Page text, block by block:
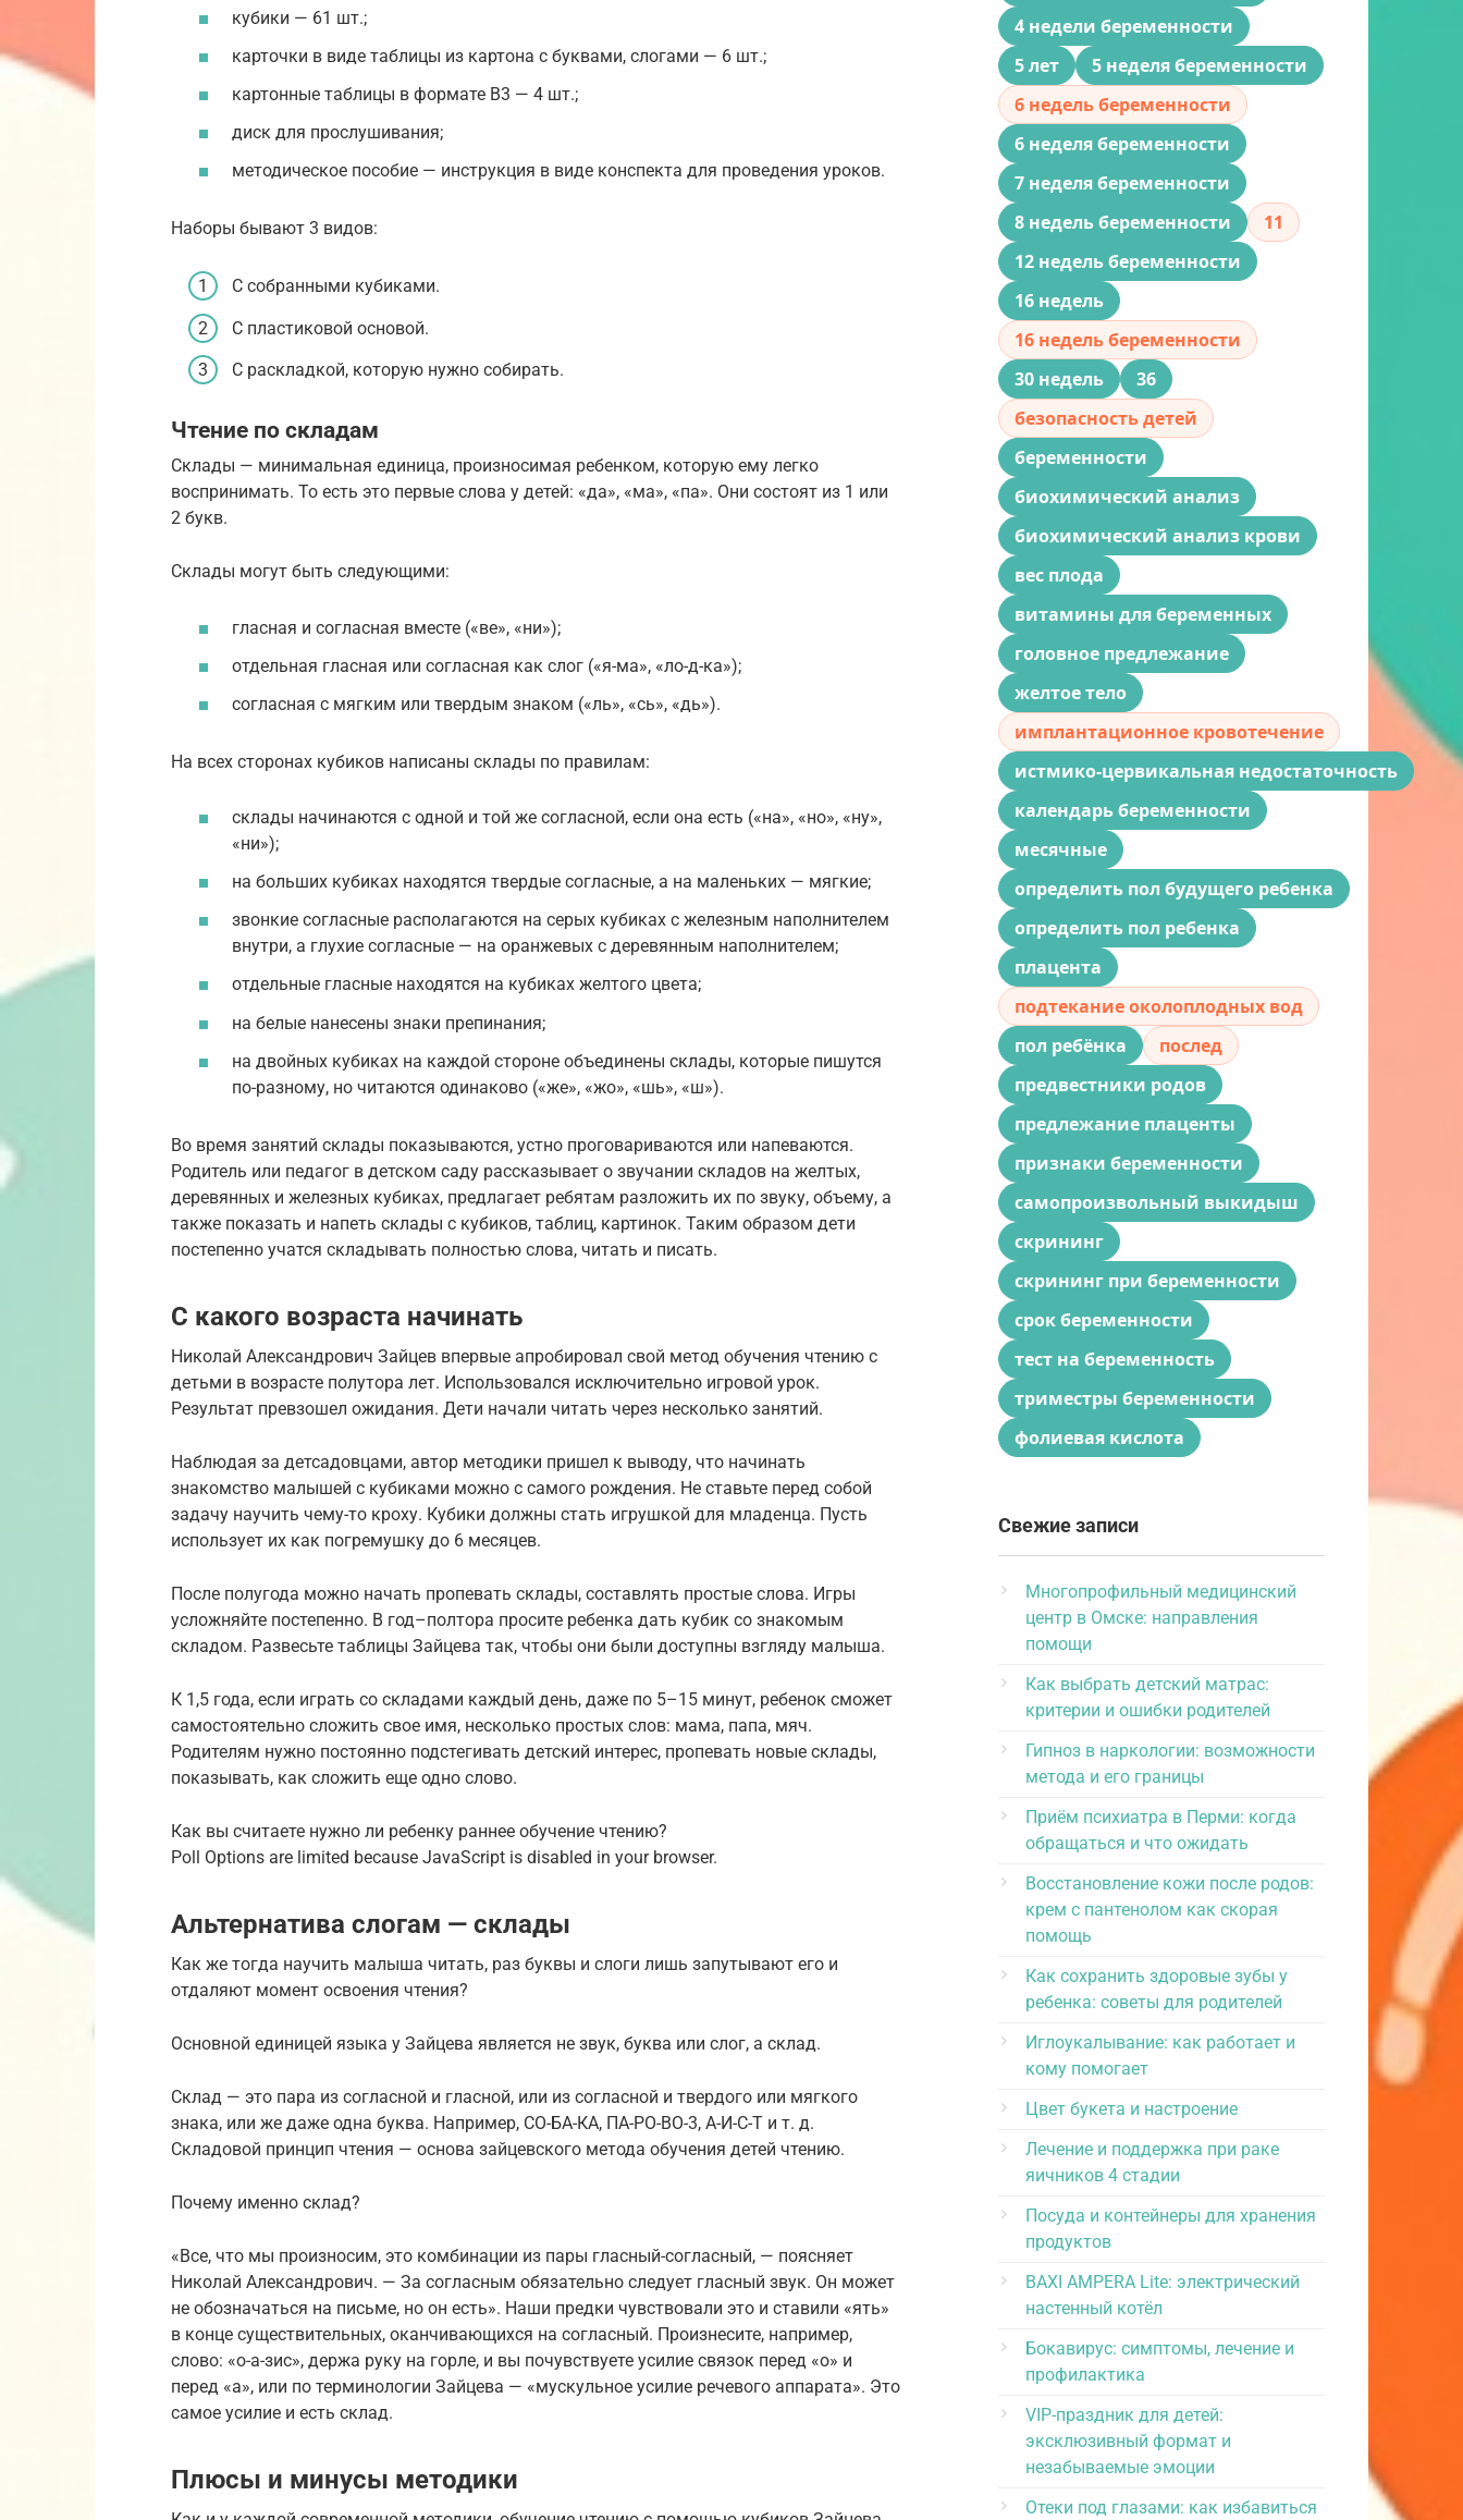
кубики — 61 шт.;
карточки в виде таблицы из картона с буквами, слогами — 6 шт.;
картонные таблицы в формате В3 — 4 шт.;
диск для прослушивания;
методическое пособие — инструкция в виде конспекта для проведения уроков.
Наборы бывают 3 видов:
С собранными кубиками.
С пластиковой основой.
С раскладкой, которую нужно собирать.
Чтение по складам
Склады — минимальная единица, произносимая ребенком, которую ему легко
воспринимать. То есть это первые слова у детей: «да», «ма», «па». Они состоят из 1 или
2 букв.
Склады могут быть следующими:
гласная и согласная вместе («ве», «ни»);
отдельная гласная или согласная как слог («я-ма», «ло-д-ка»);
согласная с мягким или твердым знаком («ль», «сь», «дь»).
На всех сторонах кубиков написаны склады по правилам:
склады начинаются с одной и той же согласной, если она есть («на», «но», «ну»,
«ни»);
на больших кубиках находятся твердые согласные, а на маленьких — мягкие;
звонкие согласные располагаются на серых кубиках с железным наполнителем
внутри, а глухие согласные — на оранжевых с деревянным наполнителем;
отдельные гласные находятся на кубиках желтого цвета;
на белые нанесены знаки препинания;
на двойных кубиках на каждой стороне объединены склады, которые пишутся
по-разному, но читаются одинаково («же», «жо», «шь», «ш»).
Во время занятий склады показываются, устно проговариваются или напеваются.
Родитель или педагог в детском саду рассказывает о звучании складов на желтых,
деревянных и железных кубиках, предлагает ребятам разложить их по звуку, объему, а
также показать и напеть склады с кубиков, таблиц, картинок. Таким образом дети
постепенно учатся складывать полностью слова, читать и писать.
С какого возраста начинать
Николай Александрович Зайцев впервые апробировал свой метод обучения чтению с
детьми в возрасте полутора лет. Использовался исключительно игровой урок.
Результат превзошел ожидания. Дети начали читать через несколько занятий.
Наблюдая за детсадовцами, автор методики пришел к выводу, что начинать
знакомство малышей с кубиками можно с самого рождения. Не ставьте перед собой
задачу научить чему-то кроху. Кубики должны стать игрушкой для младенца. Пусть
использует их как погремушку до 6 месяцев.
После полугода можно начать пропевать склады, составлять простые слова. Игры
усложняйте постепенно. В год–полтора просите ребенка дать кубик со знакомым
складом. Развесьте таблицы Зайцева так, чтобы они были доступны взгляду малыша.
К 1,5 года, если играть со складами каждый день, даже по 5–15 минут, ребенок сможет
самостоятельно сложить свое имя, несколько простых слов: мама, папа, мяч.
Родителям нужно постоянно подстегивать детский интерес, пропевать новые склады,
показывать, как сложить еще одно слово.
Как вы считаете нужно ли ребенку раннее обучение чтению?
Poll Options are limited because JavaScript is disabled in your browser.
Альтернатива слогам — склады
Как же тогда научить малыша читать, раз буквы и слоги лишь запутывают его и
отдаляют момент освоения чтения?
Основной единицей языка у Зайцева является не звук, буква или слог, а склад.
Склад — это пара из согласной и гласной, или из согласной и твердого или мягкого
знака, или же даже одна буква. Например, СО-БА-КА, ПА-РО-ВО-3, А-И-С-Т и т. д.
Складовой принцип чтения — основа зайцевского метода обучения детей чтению.
Почему именно склад?
«Все, что мы произносим, это комбинации из пары гласный-согласный, — поясняет
Николай Александрович. — За согласным обязательно следует гласный звук. Он может
не обозначаться на письме, но он есть». Наши предки чувствовали это и ставили «ять»
в конце существительных, оканчивающихся на согласный. Произнесите, например,
слово: «о-а-зис», держа руку на горле, и вы почувствуете усилие связок перед «о» и
перед «а», или по терминологии Зайцева — «мускульное усилие речевого аппарата». Это
самое усилие и есть склад.
Плюсы и минусы методики
4 недели беременности
5 лет
5 неделя беременности
6 недель беременности
6 неделя беременности
7 неделя беременности
8 недель беременности
11
12 недель беременности
16 недель
16 недель беременности
30 недель
36
безопасность детей
беременности
биохимический анализ
биохимический анализ крови
вес плода
витамины для беременных
головное предлежание
желтое тело
имплантационное кровотечение
истмико-цервикальная недостаточность
календарь беременности
месячные
определить пол будущего ребенка
определить пол ребенка
плацента
подтекание околоплодных вод
пол ребёнка
послед
предвестники родов
предлежание плаценты
признаки беременности
самопроизвольный выкидыш
скрининг
скрининг при беременности
срок беременности
тест на беременность
триместры беременности
фолиевая кислота
Свежие записи
Многопрофильный медицинский
центр в Омске: направления
помощи
Как выбрать детский матрас:
критерии и ошибки родителей
Гипноз в наркологии: возможности
метода и его границы
Приём психиатра в Перми: когда
обращаться и что ожидать
Восстановление кожи после родов:
крем с пантенолом как скорая
помощь
Как сохранить здоровые зубы у
ребенка: советы для родителей
Иглоукалывание: как работает и
кому помогает
Цвет букета и настроение
Лечение и поддержка при раке
яичников 4 стадии
Посуда и контейнеры для хранения
продуктов
BAXI AMPERA Lite: электрический
настенный котёл
Бокавирус: симптомы, лечение и
профилактика
VIP-праздник для детей:
эксклюзивный формат и
незабываемые эмоции
Отеки под глазами: как избавиться